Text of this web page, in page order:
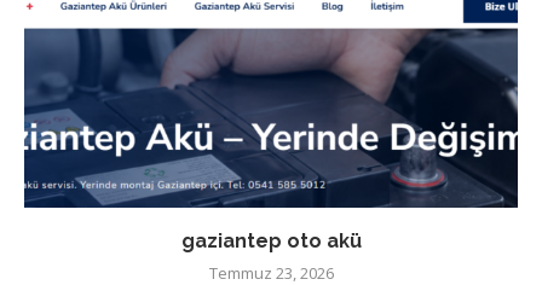
gaziantep oto akü
Temmuz 23, 2026